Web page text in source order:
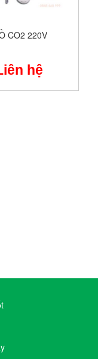
CO2 220V
hệ